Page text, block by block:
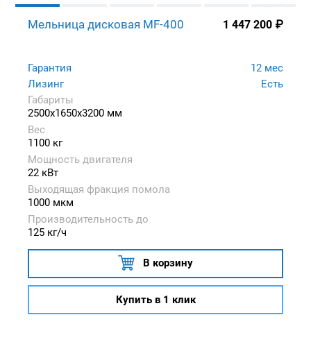
Мельница дисковая MF-400 1 447 200 ₽
Гарантия
12 мес
Лизинг
Есть
Габариты
2500x1650x3200 мм
Вес
1100 кг
Мощность двигателя
22 кВт
Выходящая фракция помола
1000 мкм
Производительность до
125 кг/ч
В корзину
Купить в 1 клик